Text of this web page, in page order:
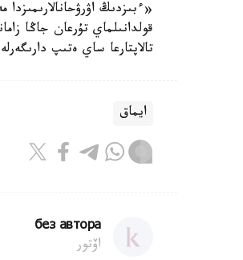
«ءبىزدىڭ اۋرۋحانالارىمىزدا
قولدانىلماي تۇرعان جاڭا
تالاپتارعا ساي ەتىپ
ايماق
без автора
اۆتور